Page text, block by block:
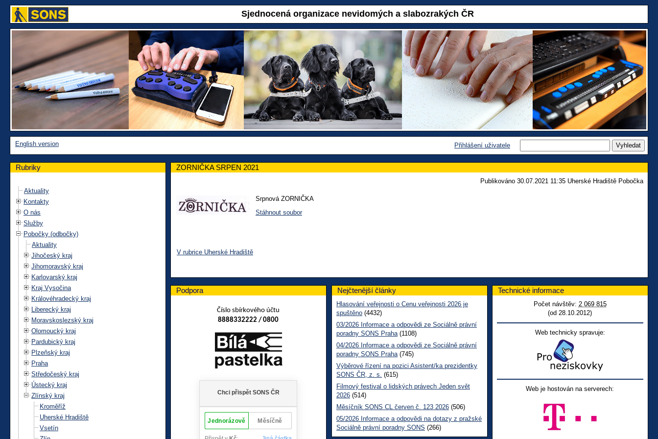
Sjednocená organizace nevidomých a slabozrakých ČR
English version Přihlášení uživatele
Rubriky
Aktuality
Kontakty
O nás
Služby
Pobočky (odbočky)
Aktuality
Jihočeský kraj
Jihomoravský kraj
Karlovarský kraj
Kraj Vysočina
Královéhradecký kraj
Liberecký kraj
Moravskoslezský kraj
Olomoucký kraj
Pardubický kraj
Plzeňský kraj
Praha
Středočeský kraj
Ústecký kraj
Zlínský kraj
Kroměříž
Uherské Hradiště
Vsetín
ZORNIČKA SRPEN 2021
Publikováno 30.07.2021 11:35 Uherské Hradiště Pobočka
Srpnová ZORNIČKA
Stáhnout soubor
V rubrice Uherské Hradiště
Podpora
Číslo sbírkového účtu
8888332222 / 0800
Nejčtenější články
Hlasování veřejnosti o Cenu veřejnosti 2026 je
spuštěno (4432)
03/2026 Informace a odpovědi ze Sociálně právní
poradny SONS Praha (1108)
04/2026 Informace a odpovědi ze Sociálně právní
poradny SONS Praha (745)
Výběrové řízení na pozici Asistent/ka prezidentky
SONS ČR, z. s. (615)
Filmový festival o lidských právech Jeden svět
2026 (514)
Měsíčník SONS CL červen č. 123 2026 (506)
05/2026 Informace a odpovědi na dotazy z pražské
Sociálně právní poradny SONS (266)
Technické informace
Počet návštěv: 2 069 815
(od 28.10.2012)
Web technicky spravuje:
Web je hostován na serverech: